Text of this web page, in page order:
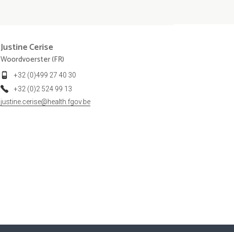
JustineCerise
Woordvoerster (FR)
+32 (0)499 27 40 30
+32 (0)2 524 99 13
justine.cerise@health.fgov.be